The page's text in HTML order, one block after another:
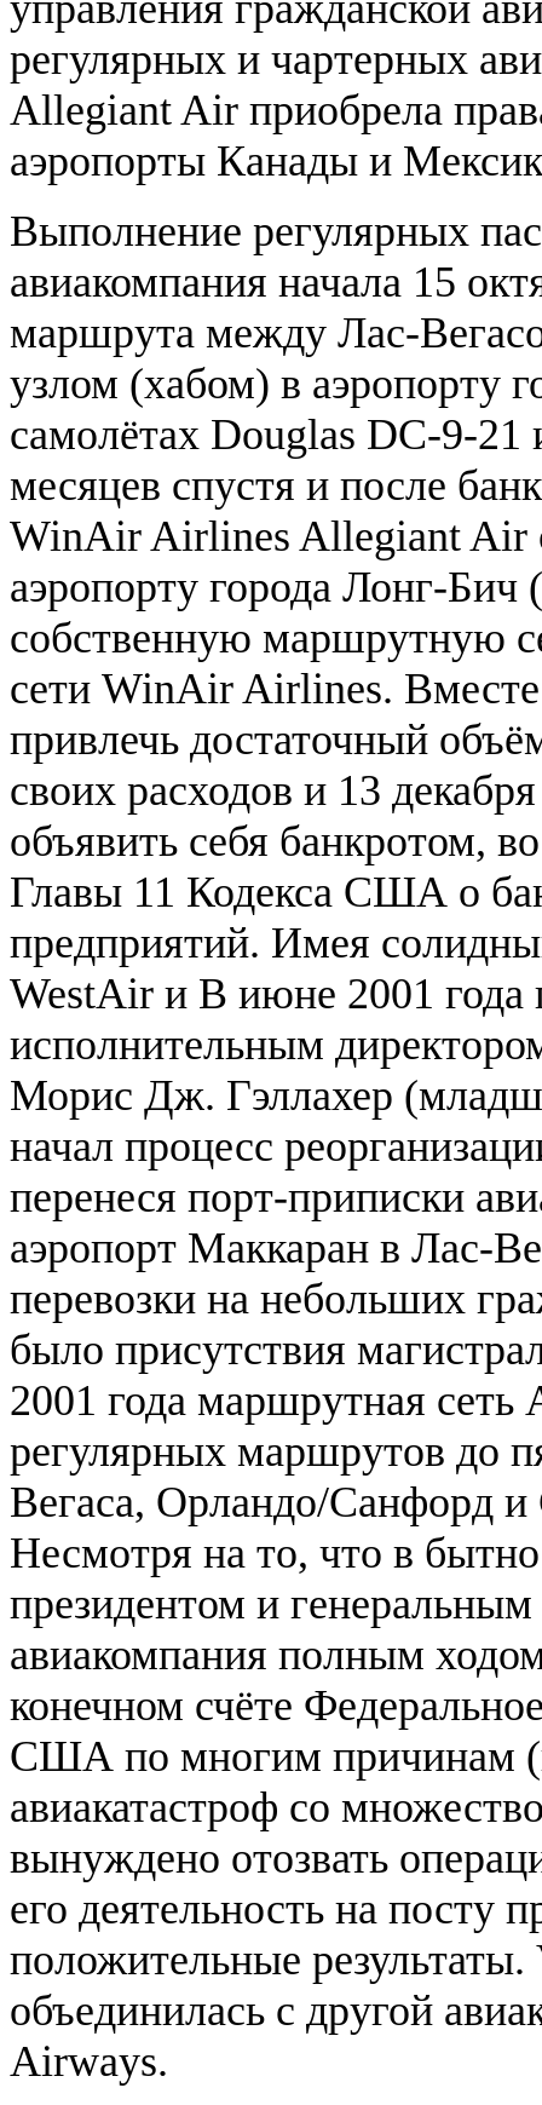
регулярных и чартерных
Allegiant Air приобрела
аэропорты Канады и
Выполнение регулярных
авиакомпания начала 15
маршрута между Лас-
узлом (хабом) в аэропорту
самолётах Douglas DC-9-
месяцев спустя и после
WinAir Airlines Allegiant Air
аэропорту города Лонг-
собственную маршрутную
сети WinAir Airlines.
привлечь достаточный
своих расходов и 13
объявить себя банкротом,
Главы 11 Кодекса США о
предприятий. Имея
WestAir и В июне 2001 года
исполнительным
Морис Дж. Гэллахер
начал процесс
перенеся порт-приписки
аэропорт Маккаран в Лас-
перевозки на небольших
было присутствия
2001 года маршрутная
регулярных маршрутов до
Вегаса, Орландо/Санфорд
Несмотря на то, что в
президентом и
авиакомпания полным
конечном счёте
США по многим причинам
авиакатастроф со
вынуждено отозвать
его деятельность на посту
положительные
объединилась с другой
Airways.